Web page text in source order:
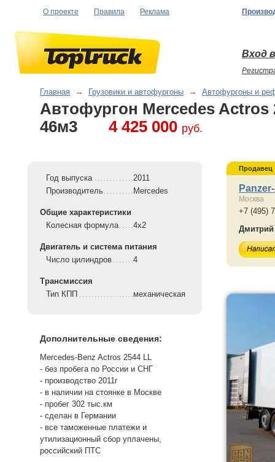
О проекте Правила Реклама
Вход
Главная → Грузовики и автофургоны → Автофургоны и
Автофургон Mercedes Actros
46м3
4 425 000 руб.
Год выпуска
2011
Производитель
Mercedes
Общие характеристики
Колесная формула
4x2
Двигатель и система питания
Число цилиндров
4
Трансмиссия
Тип КПП
механическая
Дополнительные сведения:
Mercedes-Benz Actros 2544 LL
- без пробега по России и СНГ
- производство 2011г
- в наличии на стоянке в Москве
- пробег 302 тыс.км
- сделан в Германии
- все таможенные платежи и
утилизационный сбор уплачены,
российский ПТС
Продавец
Москва
+7 (495)
Дмитрий